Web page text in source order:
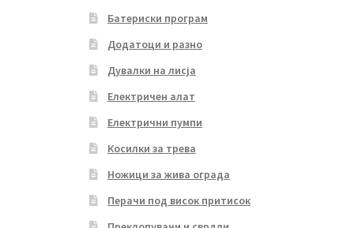
Батериски програм
Додатоци и разно
Дувалки на лисја
Електричен алат
Електрични пумпи
Косилки за трева
Ножици за жива ограда
Перачи под висок притисок